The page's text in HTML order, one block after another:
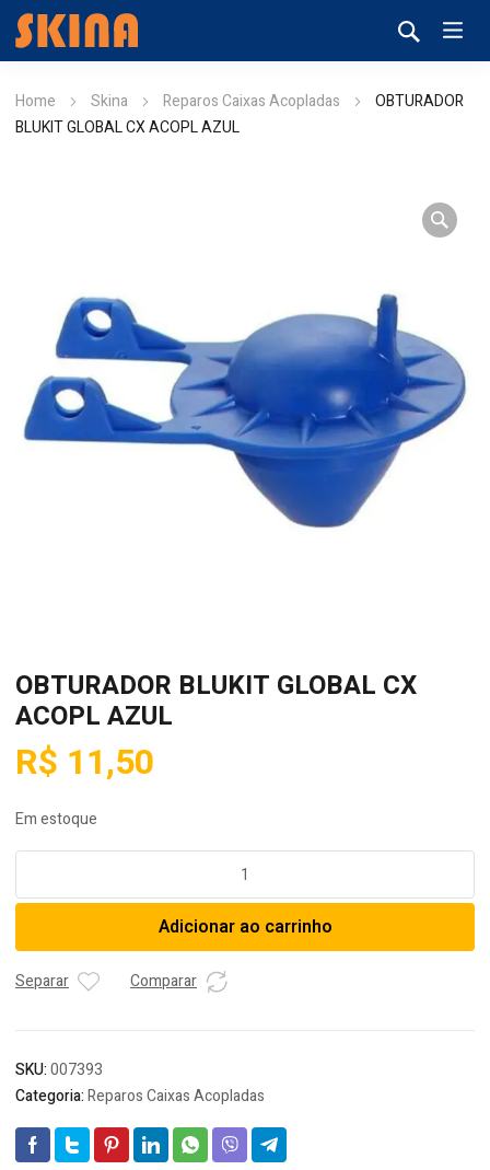
Home Skina Reparos Caixas Acopladas
OBTURADOR
BLUKIT GLOBAL CX ACOPL AZUL
OBTURADOR BLUKIT GLOBAL CX
ACOPL AZUL
R$ 11,50
Em estoque
GLOBAL
ACOPL
AZUL
Adicionar ao carrinho
Separar Comparar
SKU:007393
Categoria:Reparos Caixas Acopladas